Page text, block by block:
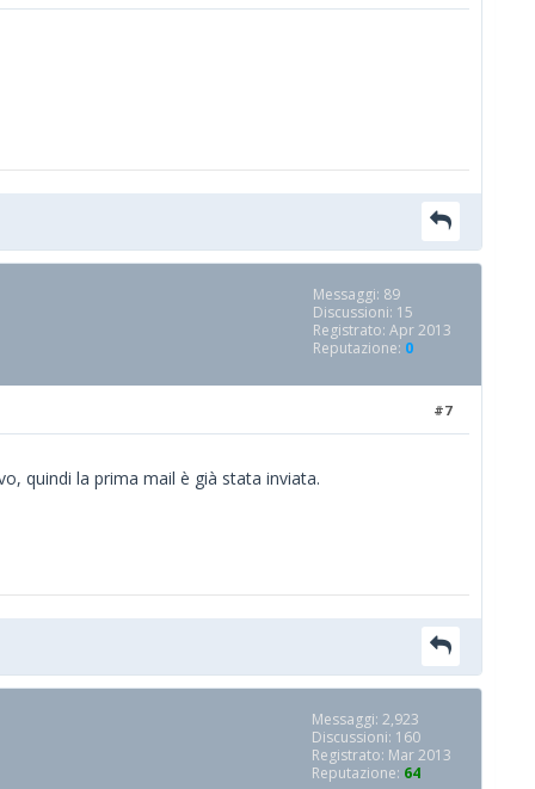
Messaggi: 89
Discussioni: 15
Registrato: Apr 2013
Reputazione: 0
#7
quindi la prima mail è già stata inviata.
Messaggi: 2,923
Discussioni: 160
Registrato: Mar 2013
Reputazione: 64